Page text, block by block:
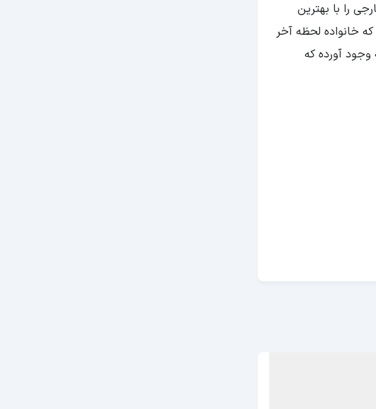
و خارجی را با بهترین
است که خانواده لحظه آخر
وجود آورده که